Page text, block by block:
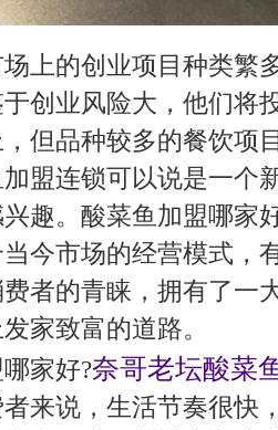
上的创业项目种类繁
创业风险大，他们将
但品种较多的餐饮项
盟连锁可以说是一个
趣。酸菜鱼加盟哪家
今市场的经营模式，
者的青睐，拥有了一
家致富的道路。
家好?奈哥老坛酸菜
来说，生活节奏很快